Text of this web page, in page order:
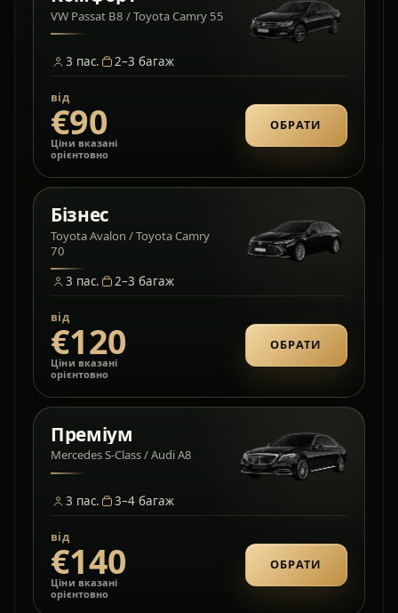
VW Passat B8 / Toyota Camry 55
3 пас. 2–3 багаж
від
€90
Ціни вказані
орієнтовно
ОБРАТИ
Бізнес
Toyota Avalon / Toyota Camry
70
3 пас. 2–3 багаж
від
€120
Ціни вказані
орієнтовно
ОБРАТИ
Преміум
Mercedes S-Class / Audi A8
3 пас. 3–4 багаж
від
€140
Ціни вказані
орієнтовно
ОБРАТИ